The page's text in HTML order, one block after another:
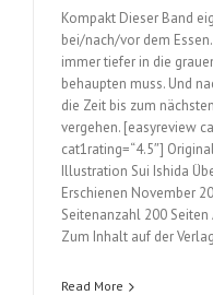
Kompakt Dieser Band
bei/nach/vor dem
immer tiefer in die
behaupten muss. Und
die Zeit bis zum
vergehen. [easyreview
cat1rating=“4.5″]
Illustration Sui Ishida
Erschienen November
Seitenanzahl 200
Zum Inhalt auf der
Read More